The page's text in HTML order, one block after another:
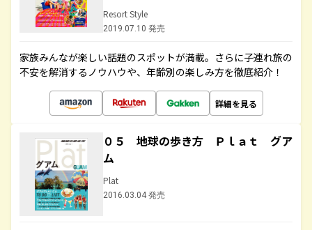
Resort Style
2019.07.10 発売
家族みんなが楽しい話題のスポットが満載。さらに子連れ旅の
不安を解消するノウハウや、年齢別の楽しみ方を徹底紹介！
詳細を見る
０５ 地球の歩き方 Ｐｌａｔ グア
ム
Plat
2016.03.04 発売